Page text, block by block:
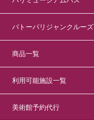
バトーパリジャンクルーズ
商品一覧
利用可能施設一覧
美術館予約代行